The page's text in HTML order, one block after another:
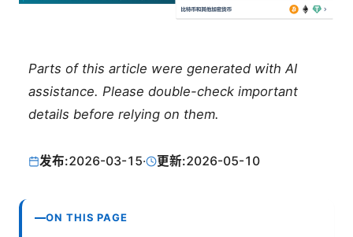
Parts of this article were generated with AI
assistance. Please double-check important
details before relying on them.
发布:2026-03-15· 更新:2026-05-10
ON THIS PAGE